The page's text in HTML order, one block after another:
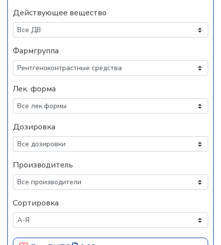
Действующее вещество
Фармгруппа
Лек. форма
Дозировка
Производитель
Сортировка